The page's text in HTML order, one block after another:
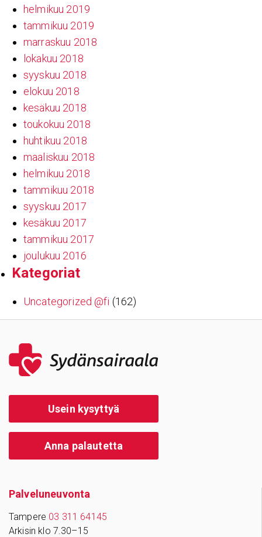
helmikuu 2019
tammikuu 2019
marraskuu 2018
lokakuu 2018
syyskuu 2018
elokuu 2018
kesäkuu 2018
toukokuu 2018
huhtikuu 2018
maaliskuu 2018
helmikuu 2018
tammikuu 2018
syyskuu 2017
kesäkuu 2017
tammikuu 2017
joulukuu 2016
Kate­go­riat
Uncategorized @fi (162)
Usein kysyttyä
Anna palautetta
Palve­lu­neu­vonta
Tampere 03 311 64145
Arkisin klo 7.30–15